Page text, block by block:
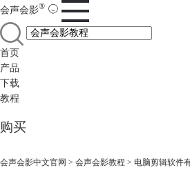
会声会影®
首页
产品
下载
教程
购买
会声会影中文官网 > 会声会影教程 > 电脑剪辑软件